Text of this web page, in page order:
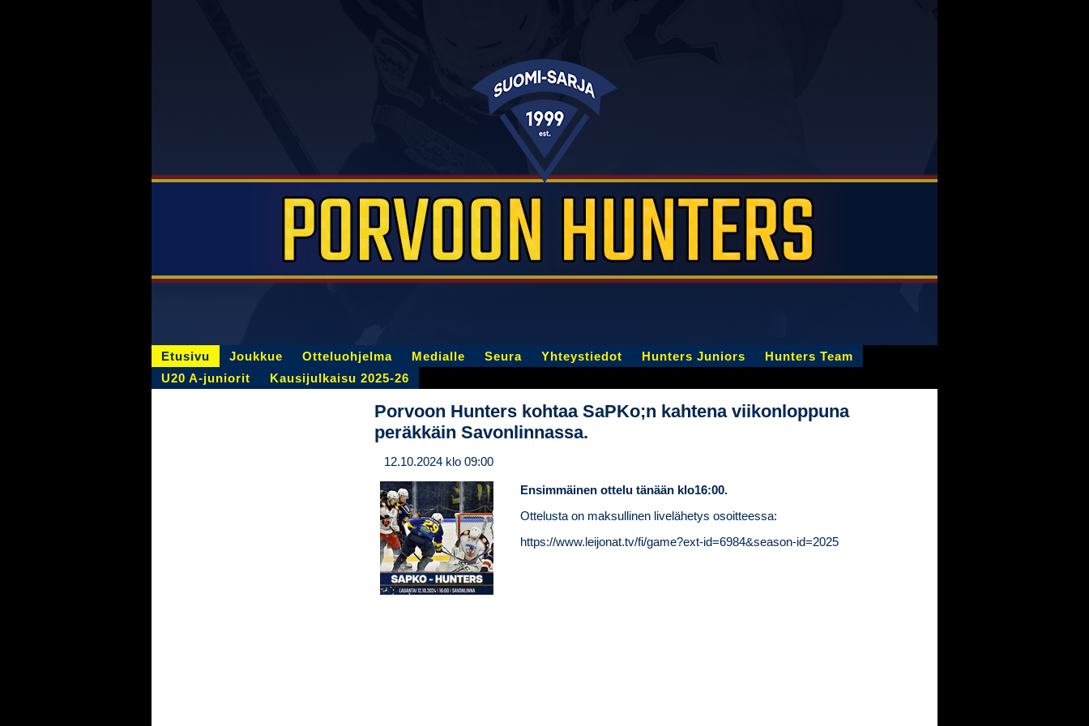
Etusivu Joukkue Otteluohjelma Medialle Seura Yhteystiedot Hunters Juniors
Hunters Team
U20 A-juniorit
Kausijulkaisu 2025-26
Porvoon Hunters kohtaa SaPKo;n kahtena viikonloppuna
peräkkäin Savonlinnassa.
12.10.2024 klo 09:00
Ensimmäinen ottelu tänään klo16:00.
Ottelusta on maksullinen livelähetys osoitteessa:
https://www.leijonat.tv/fi/game?ext-id=6984&season-id=2025